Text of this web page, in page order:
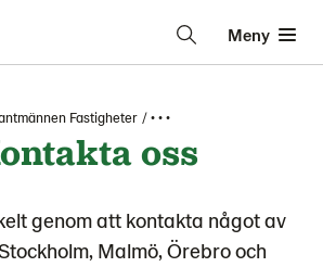
Meny
Fastigheter • • •
oss
genom att kontakta något av
Malmö, Örebro och